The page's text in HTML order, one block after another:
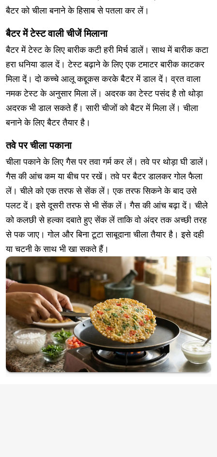
बैटर को चीला बनाने के हिसाब से पतला कर लें।
बैटर में टेस्ट वाली चीजें मिलाना
बैटर में टेस्ट के लिए बारीक कटी हरी मिर्च डालें। साथ में बारीक कटा
हरा धनिया डाल दें। टेस्ट बढ़ाने के लिए एक टमाटर बारीक काटकर
मिला दें। दो कच्चे आलू कद्दूकस करके बैटर में डाल दें। व्रत वाला
नमक टेस्ट के अनुसार मिला लें। अदरक का टेस्ट पसंद है तो थोड़ा
अदरक भी डाल सकते हैं। सारी चीजों को बैटर में मिला लें। चीला
बनाने के लिए बैटर तैयार है।
तवे पर चीला पकाना
चीला पकाने के लिए गैस पर तवा गर्म कर लें। तवे पर थोड़ा घी डालें।
गैस की आंच कम या बीच पर रखें। तवे पर बैटर डालकर गोल फैला
लें। चीले को एक तरफ से सेंक लें। एक तरफ सिकने के बाद उसे
पलट दें। इसे दूसरी तरफ से भी सेंक लें। गैस की आंच बढ़ा दें। चीले
को कलछी से हल्का दबाते हुए सेंक लें ताकि वो अंदर तक अच्छी तरह
से पक जाए। गोल और बिना टूटा साबूदाना चीला तैयार है। इसे दही
या चटनी के साथ भी खा सकते हैं।